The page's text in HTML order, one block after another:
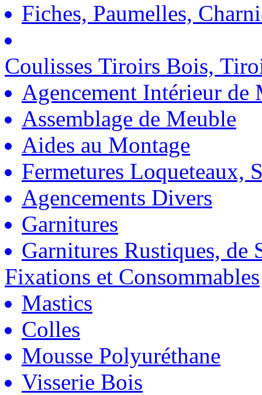
Fiches, Paumelles,
Coulisses Tiroirs Bois,
Agencement Intérieur de
Assemblage de Meuble
Aides au Montage
Fermetures Loqueteaux,
Agencements Divers
Garnitures
Garnitures Rustiques, de
Fixations et Consommables
Mastics
Colles
Mousse Polyuréthane
Visserie Bois